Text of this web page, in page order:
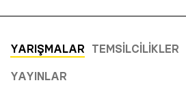
YARIŞMALAR TEMSILCILIKLER
YAYINLAR